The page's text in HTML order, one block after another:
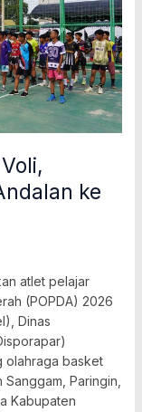
ke
atlet pelajar
(POPDA) 2026
Dinas
olahraga basket
Paringin,
Kabupaten